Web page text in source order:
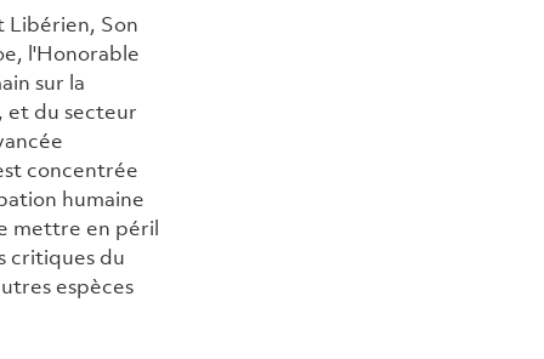
Libérien, Son
l'Honorable
sur la
et du secteur
concentrée
humaine
mettre en péril
critiques du
espèces